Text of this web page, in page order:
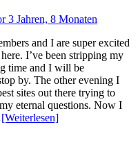
3 Jahren, 8 Monaten
and I are super excited
I’ve been stripping my
time and I will be
by. The other evening I
sites out there trying to
eternal questions. Now I
[Weiterlesen]